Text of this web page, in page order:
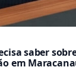
saber
em